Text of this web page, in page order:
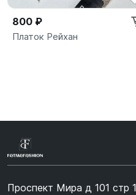
800 ₽
Платок Рейхан
Проспект Мира д 101 стр 1